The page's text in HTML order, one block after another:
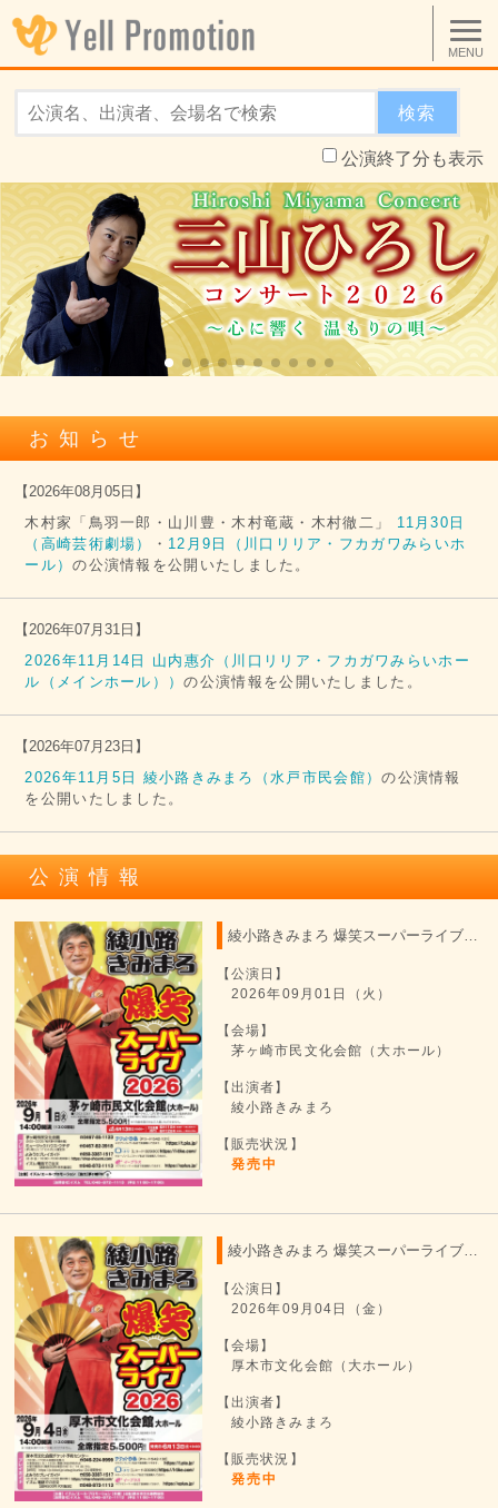
MENU
検索
公演終了分も表示
お知らせ
【 2026年08月05日 】
木村家「鳥羽一郎・山川豊・木村竜蔵・木村徹二」 11月30日
（高崎芸術劇場）
・ 12月9日（川口リリア・フカガワみらいホ
ール）の公演情報を公開いたしました。
【 2026年07月31日 】
2026年11月14日 山内惠介（川口リリア・フカガワみらいホー
ル（メインホール））の公演情報を公開いたしました。
【 2026年07月23日 】
2026年11月5日 綾小路きみまろ（水戸市民会館）の公演情報
を公開いたしました。
公演情報
綾小路きみまろ 爆笑スーパーライブ 2026
【公演日】
2026年09月01日（火）
【会場】
茅ヶ崎市民文化会館（大ホール）
【出演者】
綾小路きみまろ
【販売状況】
発売中
綾小路きみまろ 爆笑スーパーライブ 2026
【公演日】
2026年09月04日（金）
【会場】
厚木市文化会館（大ホール）
【出演者】
綾小路きみまろ
【販売状況】
発売中